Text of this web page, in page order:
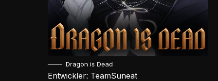
Dragon is Dead
Entwickler: TeamSuneat